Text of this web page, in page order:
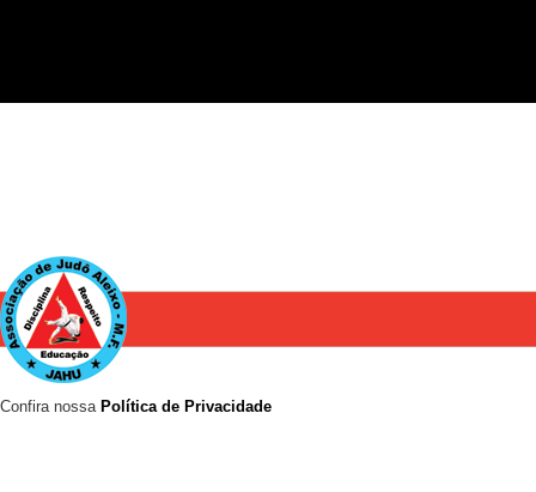
Confira nossa Política de Privacidade